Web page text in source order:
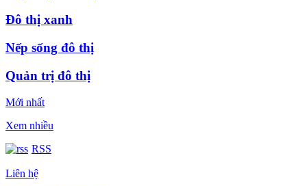
Đô thị xanh
Nếp sống đô thị
Quản trị đô thị
Mới nhất
Xem nhiều
RSS
Liên hệ